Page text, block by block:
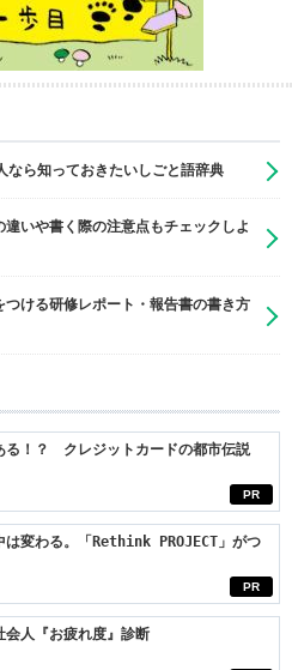
ら知っておきたいしごと語辞典
いや書く際の注意点もチェックしよ
ける研修レポート・報告書の書き方
PR
る！？ クレジットカードの都市伝説
PR
は変わる。「Rethink PROJECT」がつ
会人『お疲れ度』診断